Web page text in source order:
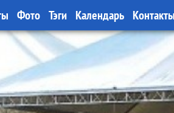
Фото Тэги Календарь Контакты